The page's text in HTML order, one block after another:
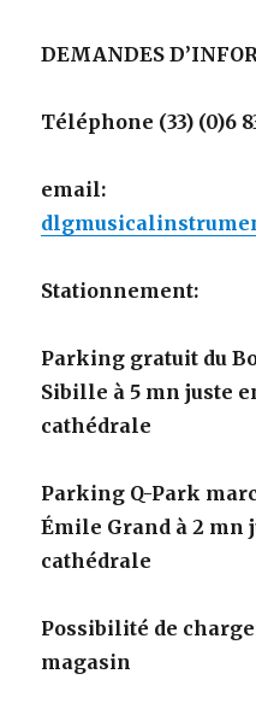
DEMANDES
Téléphone (33) (0)6
email:
Stationnement:
Parking gratuit du
Sibille à 5 mn juste
cathédrale
Parking Q-Park
Émile Grand à 2 mn
cathédrale
Possibilité de
magasin